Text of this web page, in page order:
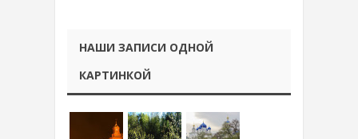
НАШИ ЗАПИСИ ОДНОЙ
КАРТИНКОЙ